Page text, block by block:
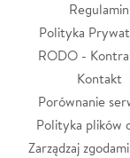
Regulamin
Polityka
RODO -
Kontakt
Porównanie
Polityka plików
Zarządzaj